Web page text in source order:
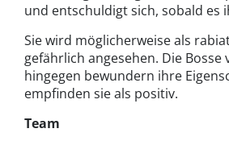
und entschuldigt sich, sobald es
Sie wird möglicherweise als
gefährlich angesehen. Die Bosse
hingegen bewundern ihre
empfinden sie als positiv.
Team